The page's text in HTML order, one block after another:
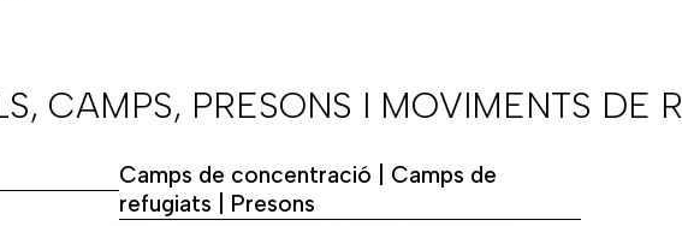
CAMPS, PRESONS I MOVIMENTS DE
Camps de concentració | Camps de
refugiats | Presons